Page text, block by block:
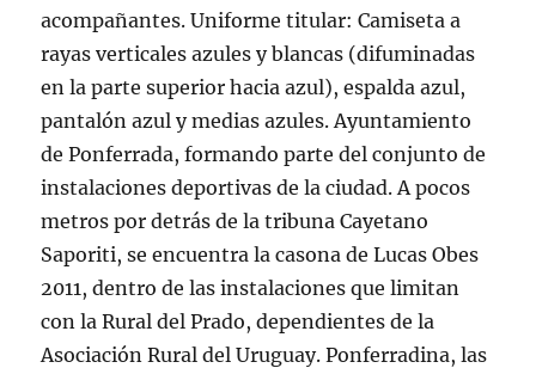
acompañantes. Uniforme titular: Camiseta a
rayas verticales azules y blancas (difuminadas
en la parte superior hacia azul), espalda azul,
pantalón azul y medias azules. Ayuntamiento
de Ponferrada, formando parte del conjunto de
instalaciones deportivas de la ciudad. A pocos
metros por detrás de la tribuna Cayetano
Saporiti, se encuentra la casona de Lucas Obes
2011, dentro de las instalaciones que limitan
con la Rural del Prado, dependientes de la
Asociación Rural del Uruguay. Ponferradina, las